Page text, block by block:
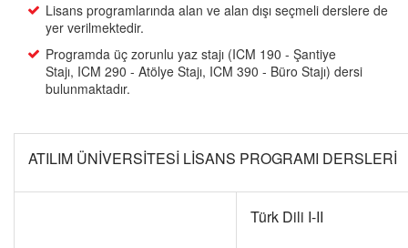
Lisans programlarında alan ve alan dışı seçmeli derslere de
yer verilmektedir.
Programda üç zorunlu yaz stajı (ICM 190 - Şantiye
Stajı, ICM 290 - Atölye Stajı, ICM 390 - Büro Stajı) dersi
bulunmaktadır.
ATILIM ÜNİVERSİTESİ LİSANS PROGRAMI DERSLERİ
Türk Dili I-II